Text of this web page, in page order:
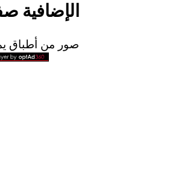
الإضافية
صور من أطباق